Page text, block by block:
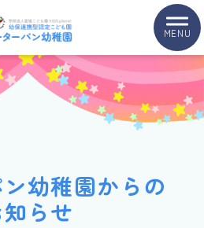
MENU
幼稚園からの
らせ